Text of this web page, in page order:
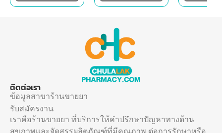
ติดต่อเรา
ข้อมูลสาขาร้านขายยา
รับสมัครงาน
เราคือร้านขายยา ที่บริการให้คำปรึกษาปัญหาทางด้าน